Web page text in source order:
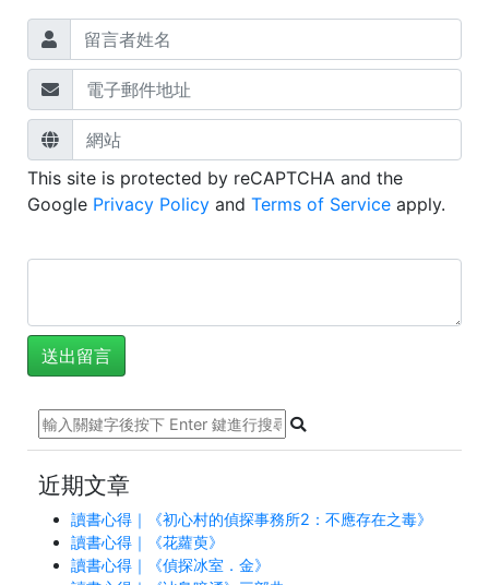
This site is protected by reCAPTCHA and the
Google Privacy Policy and Terms of Service apply.
近期文章
讀書心得｜《初心村的偵探事務所2：不應存在之毒》
讀書心得｜《花蘿萸》
讀書心得｜《偵探冰室．金》